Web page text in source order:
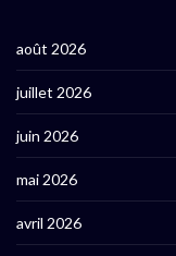
août 2026
juillet 2026
juin 2026
mai 2026
avril 2026